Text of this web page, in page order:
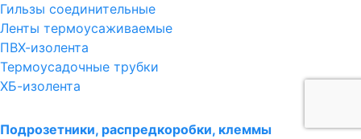
Гильзы соединительные
Ленты термоусаживаемые
ПВХ-изолента
Термоусадочные трубки
ХБ-изолента
Подрозетники, распредкоробки, клеммы